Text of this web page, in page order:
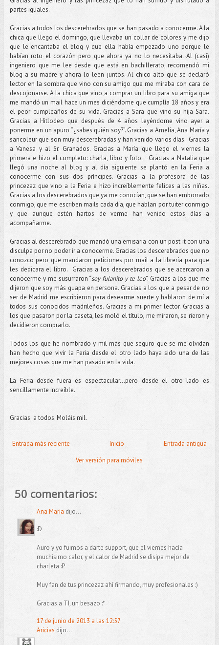
partes iguales.
Gracias a todos los descerebrados que se han pasado a conocerme. A la
chica que llego el domingo, que llevaba un collar de colores y me dijo
que le encantaba el blog y que ella había empezado uno porque le
habían roto el corazón pero que ahora ya no lo necesitaba. Al (casi)
ingeniero que me lee desde que está en bachillerato, recomendó mi
blog a su madre y ahora lo leen juntos. Al chico alto que se declaró
lector en la sombra que vino con su amigo que me miraba con cara de
descojonarse. A la chica que vino a comprar un libro para su amiga que
me mandó un mail hace un mes diciéndome que cumplía 18 años y era
el peor cumpleaños de su vida. Gracias a Sara que vino su hija Sara.
Gracias a Hitlodeo que después de 4 años leyéndome vino ayer a
ponerme en un apuro “¿sabes quién soy?”. Gracias a Amelia, Ana María y
sancoleur que son muy descerebradas y han venido varios días. Gracias
a Vanesa y al Sr. Granados. Gracias a María que llego el viernes la
primera e hizo el completo: charla, libro y foto. Gracias a Natalia que
llegó una noche al blog y al día siguiente se plantó en la Feria a
conocerme con sus dos príncipes. Gracias a la profesora de las
princezaz que vino a la Feria e hizo increíblemente felices a las niñas.
Gracias a los descerebrados que ya me conocían, que se han emborrado
conmigo, que me escriben mails cada día, que hablan por tuiter conmigo
y que aunque estén hartos de verme han venido estos días a
acompañarme.
Gracias al descerebrado que mandó una emisaria con un post it con una
disculpa por no poder ir a conocerme. Gracias los descerebrados que no
conozco pero que mandaron peticiones por mail a la librería para que
les dedicara el libro. Gracias a los descerebrados que se acercaron a
conocerme y me susurraron “soy fulanito y te leo”. Gracias a los que me
dijeron que soy más guapa en persona. Gracias a los que a pesar de no
ser de Madrid me escribieron para desearme suerte y hablaron de mí a
todos sus conocidos madrileños. Gracias a mi primer lector. Gracias a
los que pasaron por la caseta, les moló el título, me miraron, se rieron y
decidieron comprarlo.
Todos los que he nombrado y mil más que seguro que se me olvidan
han hecho que vivir la Feria desde el otro lado haya sido una de las
mejores cosas que me han pasado en la vida.
La Feria desde fuera es espectacular…pero desde el otro lado es
sencillamente increíble.
Gracias a todos. Moláis mil.
Entrada más reciente Entrada antigua
Inicio
Ver versión para móviles
50 comentarios:
Ana María dijo...
:D
Auro y yo fuimos a darte support, que el viernes hacía
muchísimo calor, y el calor de Madrid se disipa mejor de
charleta :P
Muy fan de tus princezaz ahí firmando, muy profesionales :)
Gracias a TI, un besazo :*
17 de junio de 2013 a las 12:57
Aricias dijo...